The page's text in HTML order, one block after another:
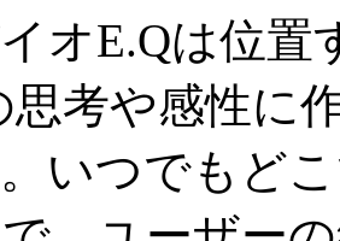
オE.Qは位置
思考や感性に
いつでもど